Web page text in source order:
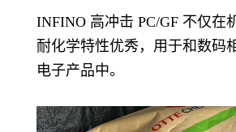
INFINO 高冲击 PC/GF 不仅在
耐化学特性优秀，用于和数码
电子产品中。